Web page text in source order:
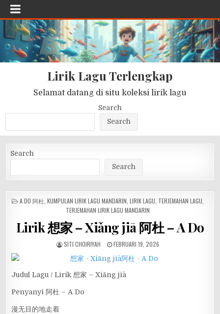
Lirik Lagu Terlengkap
Selamat datang di situ koleksi lirik lagu
Search
Search
Search
Search
POSTED
A DO 阿杜 KUMPULAN LIRIK LAGU MANDARIN LIRIK LAGU TERJEMAHAN LAGU
TERJEMAHAN LIRIK LAGU MANDARIN
Lirik 想家 – Xiǎng jiā 阿杜 – A Do
SITI CHOIRIYAH FEBRUARI 19, 2026
Judul Lagu / Lirik 想家 – Xiǎng jiā
Penyanyi 阿杜 – A Do
漫无目的地走着